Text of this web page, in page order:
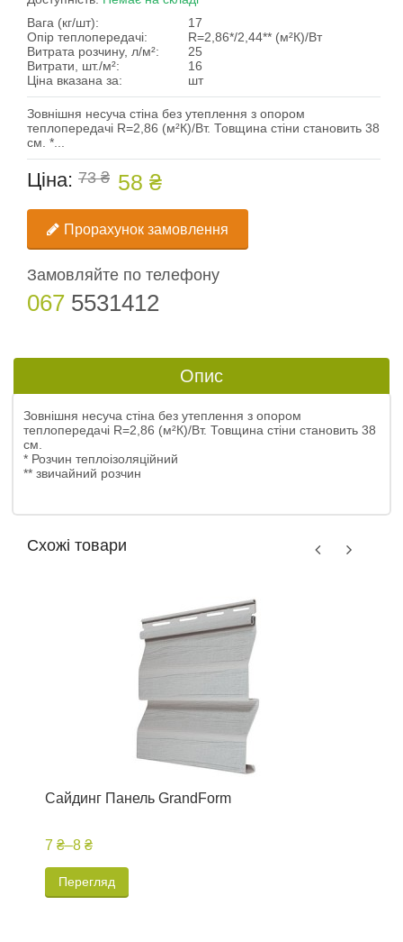
Вага (кг/шт):
17
Опір теплопередачі:
R=2,86*/2,44** (м²К)/Вт
Витрата розчину, л/м²:
25
Витрати, шт./м²:
16
Ціна вказана за:
шт
Зовнішня несуча стіна без утеплення з опором
теплопередачі R=2,86 (м²К)/Вт. Товщина стіни становить 38
см. *...
Ціна: 73 ₴ 58 ₴
Прорахунок замовлення
Замовляйте по телефону
067 5531412
Опис
Зовнішня несуча стіна без утеплення з опором
теплопередачі R=2,86 (м²К)/Вт. Товщина стіни становить 38
см.
* Розчин теплоізоляційний
** звичайний розчин
Схожі товари
Сайдинг Панель GrandForm
7 ₴–8 ₴
Перегляд